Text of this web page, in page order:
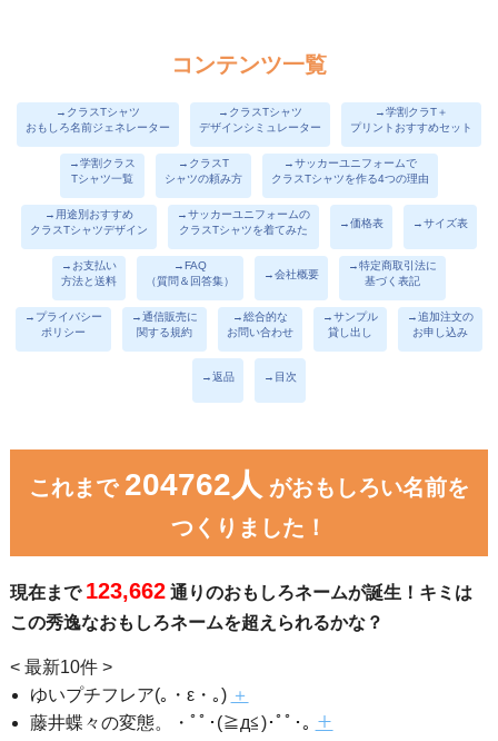
コンテンツ一覧
→クラスTシャツ
おもしろ名前ジェネレーター
→クラスTシャツ
デザインシミュレーター
→学割クラT＋
プリントおすすめセット
→学割クラス
Tシャツ一覧
→クラスT
シャツの頼み方
→サッカーユニフォームで
クラスTシャツを作る4つの理由
→用途別おすすめ
クラスTシャツデザイン
→サッカーユニフォームの
クラスTシャツを着てみた
→価格表 →サイズ表
→お支払い
方法と送料
→FAQ
（質問＆回答集）
→会社概要
→特定商取引法に
基づく表記
→プライバシー
ポリシー
→通信販売に
関する規約
→総合的な
お問い合わせ
→サンプル
貸し出し
→追加注文の
お申し込み
→返品 →目次
これまで 204762人 がおもしろい名前を
つくりました！
現在まで 123,662通りのおもしろネームが誕生！キミは
この秀逸なおもしろネームを超えられるかな？
< 最新10件 >
ゆいプチフレア(｡・ε・｡) ＋
藤井蝶々の変態。・ﾟﾟ･(≧д≦)･ﾟﾟ･｡ ＋